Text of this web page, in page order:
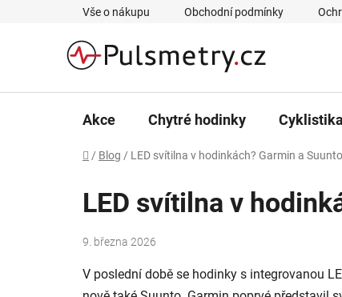
Vše o nákupu Obchodní podmínky
Akce Chytré hodinky Cyklistika
Domů
/ Blog / LED svítilna v hodinkách? Garmin a
LED svítilna v
9. března 2026
V poslední době se hodinky s integrovanou